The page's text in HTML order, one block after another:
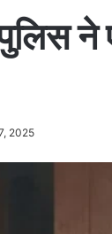
ने
2025